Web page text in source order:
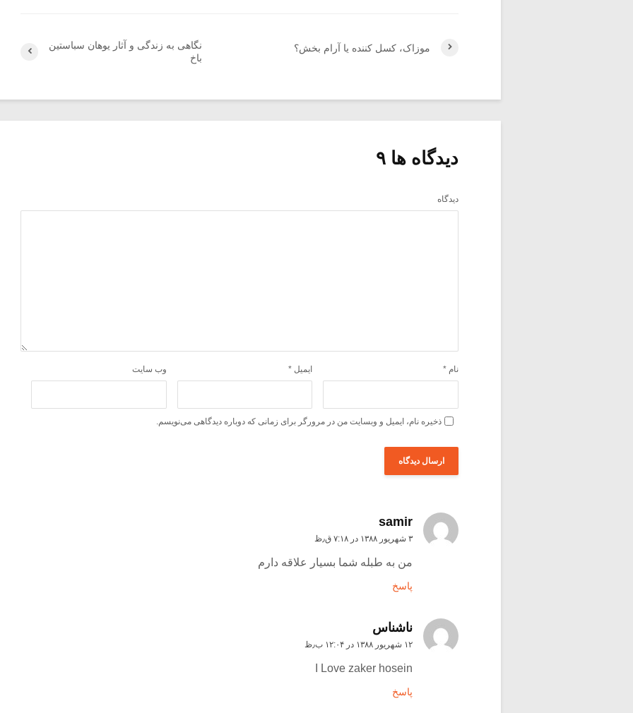
نگاهى به زندگى و آثار یوهان سباستین
باخ
موزاک، کسل کننده یا آرام بخش؟
دیدگاه ها ۹
دیدگاه
نام * ایمیل * وب‌ سایت
ذخیره نام، ایمیل و وبسایت من در مرورگر برای زمانی که دوباره دیدگاهی می‌نویسم.
samir
۳ شهریور ۱۳۸۸ در ۷:۱۸ ق٫ظ
من به طبله شما بسیار علاقه دارم
پاسخ
ناشناس
۱۲ شهریور ۱۳۸۸ در ۱۲:۰۴ ب٫ظ
I Love zaker hosein
پاسخ